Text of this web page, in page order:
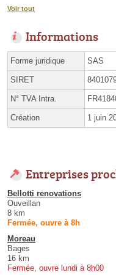
Voir tout
Informations
Forme juridique SAS
SIRET
N° TVA Intra.
Création 1 juin
Entreprises
Bellotti renovations
Ouveillan
8 km
Fermée, ouvre à 8h
Moreau
Bages
16 km
Fermée, ouvre lundi à 8h00